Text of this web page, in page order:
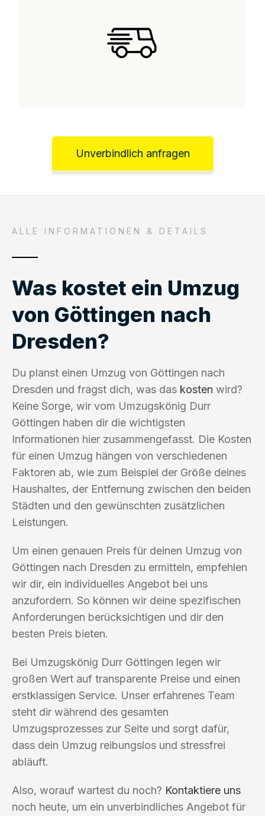
Unverbindlich anfragen
ALLE INFORMATIONEN & DETAILS
Was kostet ein Umzug
von Göttingen nach
Dresden?
Du planst einen Umzug von Göttingen nach
Dresden und fragst dich, was das kosten wird?
Keine Sorge, wir vom Umzugskönig Durr
Göttingen haben dir die wichtigsten
Informationen hier zusammengefasst. Die Kosten
für einen Umzug hängen von verschiedenen
Faktoren ab, wie zum Beispiel der Größe deines
Haushaltes, der Entfernung zwischen den beiden
Städten und den gewünschten zusätzlichen
Leistungen.
Um einen genauen Preis für deinen Umzug von
Göttingen nach Dresden zu ermitteln, empfehlen
wir dir, ein individuelles Angebot bei uns
anzufordern. So können wir deine spezifischen
Anforderungen berücksichtigen und dir den
besten Preis bieten.
Bei Umzugskönig Durr Göttingen legen wir
großen Wert auf transparente Preise und einen
erstklassigen Service. Unser erfahrenes Team
steht dir während des gesamten
Umzugsprozesses zur Seite und sorgt dafür,
dass dein Umzug reibungslos und stressfrei
abläuft.
Also, worauf wartest du noch? Kontaktiere uns
noch heute, um ein unverbindliches Angebot für